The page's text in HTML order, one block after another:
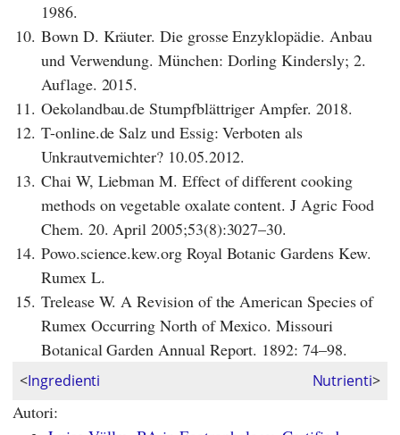
1986.
10. Bown D. Kräuter. Die grosse Enzyklopädie. Anbau
und Verwendung. München: Dorling Kindersly; 2.
Auflage. 2015.
11. Oekolandbau.de Stumpfblättriger Ampfer. 2018.
12. T-online.de Salz und Essig: Verboten als
Unkrautvernichter? 10.05.2012.
13. Chai W, Liebman M. Effect of different cooking
methods on vegetable oxalate content. J Agric Food
Chem. 20. April 2005;53(8):3027–30.
14. Powo.science.kew.org Royal Botanic Gardens Kew.
Rumex L.
15. Trelease W. A Revision of the American Species of
Rumex Occurring North of Mexico. Missouri
Botanical Garden Annual Report. 1892: 74–98.
<Ingredienti Nutrienti>
Autori: